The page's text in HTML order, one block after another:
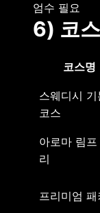
엄수 필요
6) 코
코스명
스웨디시 기
코스
아로마 림
리
프리미엄 패